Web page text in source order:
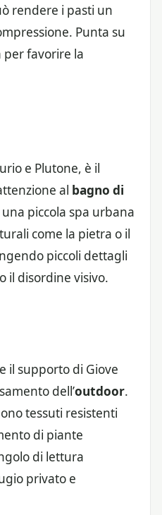
rendere i pasti un
Punta su
per favorire la
e Plutone, è il
al bagno di
piccola spa urbana
come la pietra o il
piccoli dettagli
il disordine visivo.
il supporto di Giove
dell’outdoor.
tessuti resistenti
di piante
di lettura
privato e